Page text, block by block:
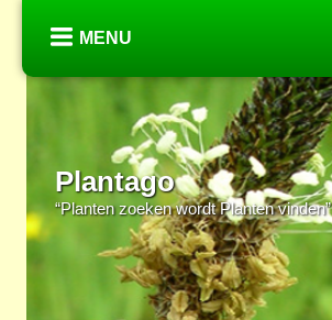
MENU
Plantago
“Planten zoeken wordt Planten vinden”